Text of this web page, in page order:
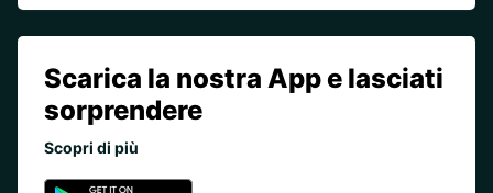
Scarica la nostra App e lasciati
sorprendere
Scopri di più